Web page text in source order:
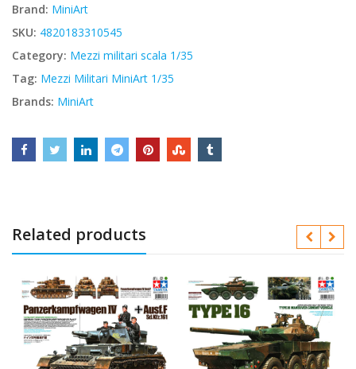
Brand: MiniArt
SKU: 4820183310545
Category: Mezzi militari scala 1/35
Tag: Mezzi Militari MiniArt 1/35
Brands: MiniArt
Related products